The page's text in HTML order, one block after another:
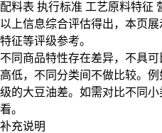
配料表 执行标准 工艺原料特征
以上信息综合评估得出，本页展
特征等评级参考。
不同商品特性存在差异，不具
高低，不同分类间不做比较。
级的大豆油差。如需对比不同
看。
补充说明